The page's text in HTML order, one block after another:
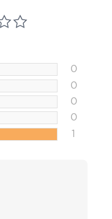
0
0
0
0
1